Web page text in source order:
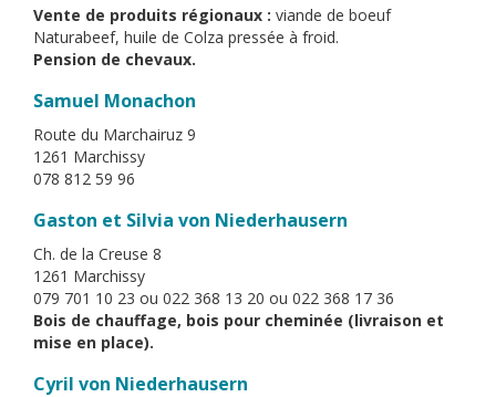
Vente de produits régionaux : viande de boeuf
Naturabeef, huile de Colza pressée à froid.
Pension de chevaux.
Samuel Monachon
Route du Marchairuz 9
1261 Marchissy
078 812 59 96
Gaston et Silvia von Niederhausern
Ch. de la Creuse 8
1261 Marchissy
079 701 10 23 ou 022 368 13 20 ou 022 368 17 36
Bois de chauffage, bois pour cheminée (livraison et
mise en place).
Cyril von Niederhausern